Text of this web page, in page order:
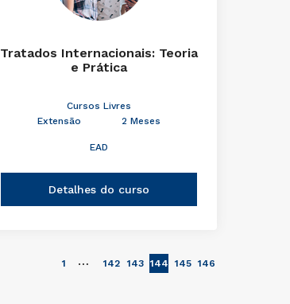
Tratados Internacionais: Teoria
e Prática
Cursos Livres
Extensão
2 Meses
EAD
Detalhes do curso
1 … 142 143 144 145 146